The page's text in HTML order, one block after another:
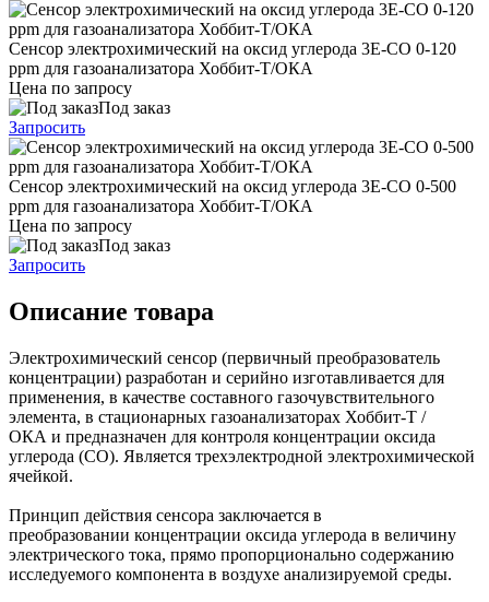
Сенсор электрохимический на оксид углерода 3Е-CО 0-120
ppm для газоанализатора Хоббит-Т/ОКА
Цена по запросу
Под заказ
Запросить
Сенсор электрохимический на оксид углерода 3Е-CО 0-500
ppm для газоанализатора Хоббит-Т/ОКА
Цена по запросу
Под заказ
Запросить
Описание товара
Электрохимический сенсор (первичный преобразователь
концентрации) разработан и серийно изготавливается для
применения, в качестве составного газочувствительного
элемента, в стационарных газоанализаторах Хоббит-Т /
ОКА и предназначен для контроля концентрации оксида
углерода (CO). Является трехэлектродной электрохимической
ячейкой.
Принцип действия сенсора заключается в
преобразовании концентрации оксида углерода в величину
электрического тока, прямо пропорционально содержанию
исследуемого компонента в воздухе анализируемой среды.